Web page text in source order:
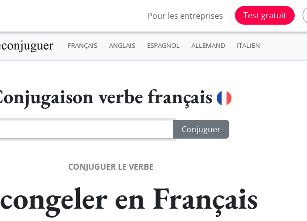
Pour les entreprises Test gratuit
FRANÇAIS ANGLAIS ESPAGNOL ALLEMAND ITALIEN
verbe français
CONJUGUER LE VERBE
en Français